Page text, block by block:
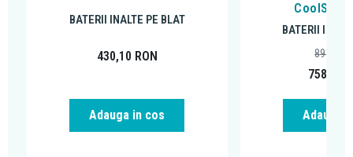
BATERII INALTE PE BLAT
430,10 RON
Adauga in cos
BATERII
758,00
893,62
Adauga